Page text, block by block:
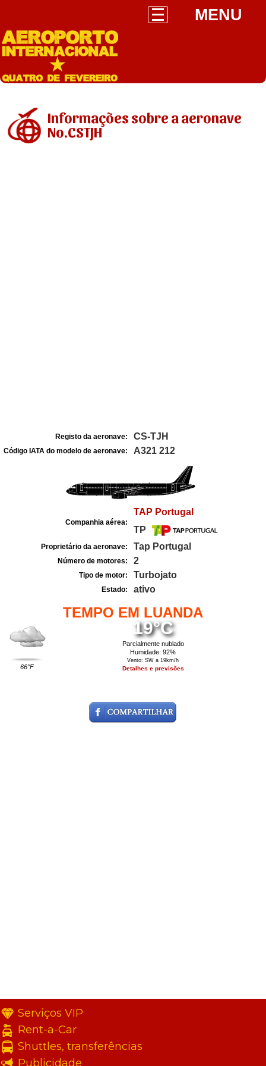
MENU
Informações sobre a aeronave
No.CSTJH
Registo da aeronave: CS-TJH
Código IATA do modelo de aeronave: A321 212
Companhia aérea:
TAP Portugal
TP
Proprietário da aeronave: Tap Portugal
Número de motores: 2
Tipo de motor: Turbojato
Estado: ativo
TEMPO EM LUANDA
66°F
19°C
Parcialmente nublado
Humidade: 92%
Vento: SW a 19km/h
Detalhes e previsões
Serviços VIP
Rent-a-Car
Shuttles, transferências
Publicidade